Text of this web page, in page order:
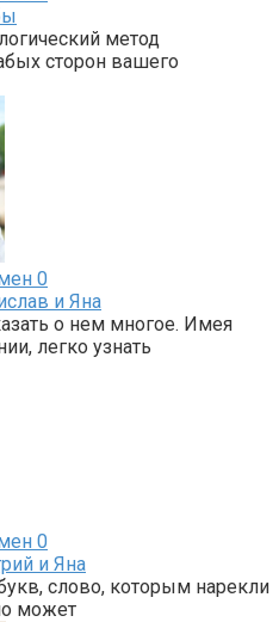
метод
сторон вашего
0
и Яна
о нем многое. Имея
легко узнать
0
и Яна
слово, которым нарекли
может